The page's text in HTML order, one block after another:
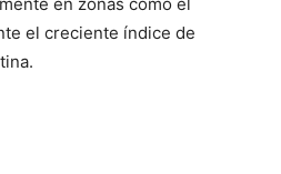
el creciente índice de